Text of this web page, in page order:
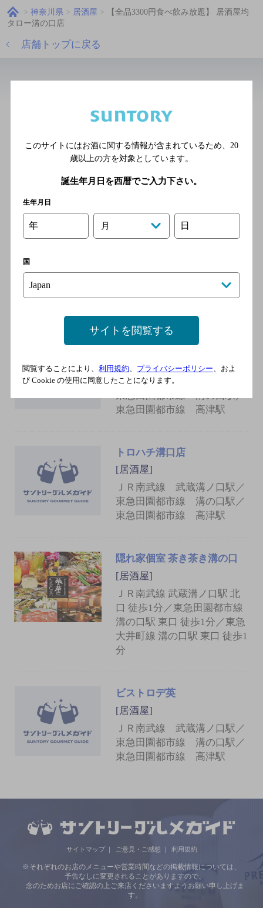
神奈川県 居酒屋
【全品3300円食べ飲み放題】 居酒屋均
タロー溝の口店
店舗トップに戻る
焼鳥屋 鳥貴族 溝の口北口店
東急田園都市線 溝の口駅 正
蔵溝ノ口駅 北口 徒歩3分
焼き鳥と魚 遊家 溝の口駅前
すずらん通り店
ＪＲ南武線 武蔵溝ノ口駅 徒
歩2分／東急田園都市線 溝の
のくち商店
[居酒屋]
ＪＲ南武線 武蔵溝ノ口駅／
東急田園都市線 高津駅
トロハチ溝口店
[居酒屋]
ＪＲ南武線 武蔵溝ノ口駅／
東急田園都市線 溝の口駅／
東急田園都市線 高津駅
隠れ家個室 茶き茶き溝の口
[居酒屋]
ＪＲ南武線 武蔵溝ノ口駅 北
口 徒歩1分／東急田園都市線
溝の口駅 東口 徒歩1分／東急
大井町線 溝の口駅 東口 徒歩1
分
ビストロデ英
[居酒屋]
ＪＲ南武線 武蔵溝ノ口駅／
東急田園都市線 溝の口駅／
東急田園都市線 高津駅
サイトマップ ご意見・ご感想 利用規約
※それぞれのお店のメニューや営業時間などの掲載情報については、
予告なしに変更されることがありますので、
念のためお店にご確認の上ご来店くださいますようお願い申し上げま
す。
このサイトにはお酒に関する情報が含まれているため、 20
歳以上の方を対象としています。
誕生年月日を西暦でご入力下さい。
生年月日
年 月 日
国
サイトを閲覧する
閲覧することにより、 利用規約、 プライバシーポリシー、およ
び Cookie の使用に同意したことになります。